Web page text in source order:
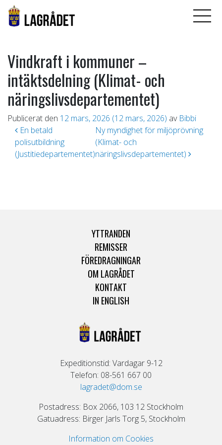
Vindkraft i kommuner –
intäktsdelning (Klimat- och
näringslivsdepartementet)
Publicerat den 12 mars, 2026 (12 mars, 2026) av Bibbi
Inläggsnavigering
En betald
polisutbildning
(Justitiedepartementet)
Ny myndighet för miljöprövning
(Klimat- och
näringslivsdepartementet)
YTTRANDEN
REMISSER
FÖREDRAGNINGAR
OM LAGRÅDET
KONTAKT
IN ENGLISH
Expeditionstid: Vardagar 9-12
Telefon: 08-561 667 00
lagradet@dom.se
Postadress: Box 2066, 103 12 Stockholm
Gatuadress: Birger Jarls Torg 5, Stockholm
Information om Cookies